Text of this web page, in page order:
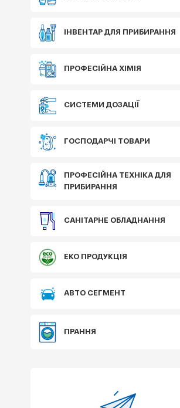
ІНВЕНТАР ДЛЯ ПРИБИРАННЯ
ПРОФЕСІЙНА ХІМІЯ
СИСТЕМИ ДОЗАЦІЇ
ГОСПОДАРЧІ ТОВАРИ
ПРОФЕСІЙНА ТЕХНІКА ДЛЯ
ПРИБИРАННЯ
САНІТАРНЕ ОБЛАДНАННЯ
ЕКО ПРОДУКЦІЯ
АВТО СЕГМЕНТ
ПРАННЯ